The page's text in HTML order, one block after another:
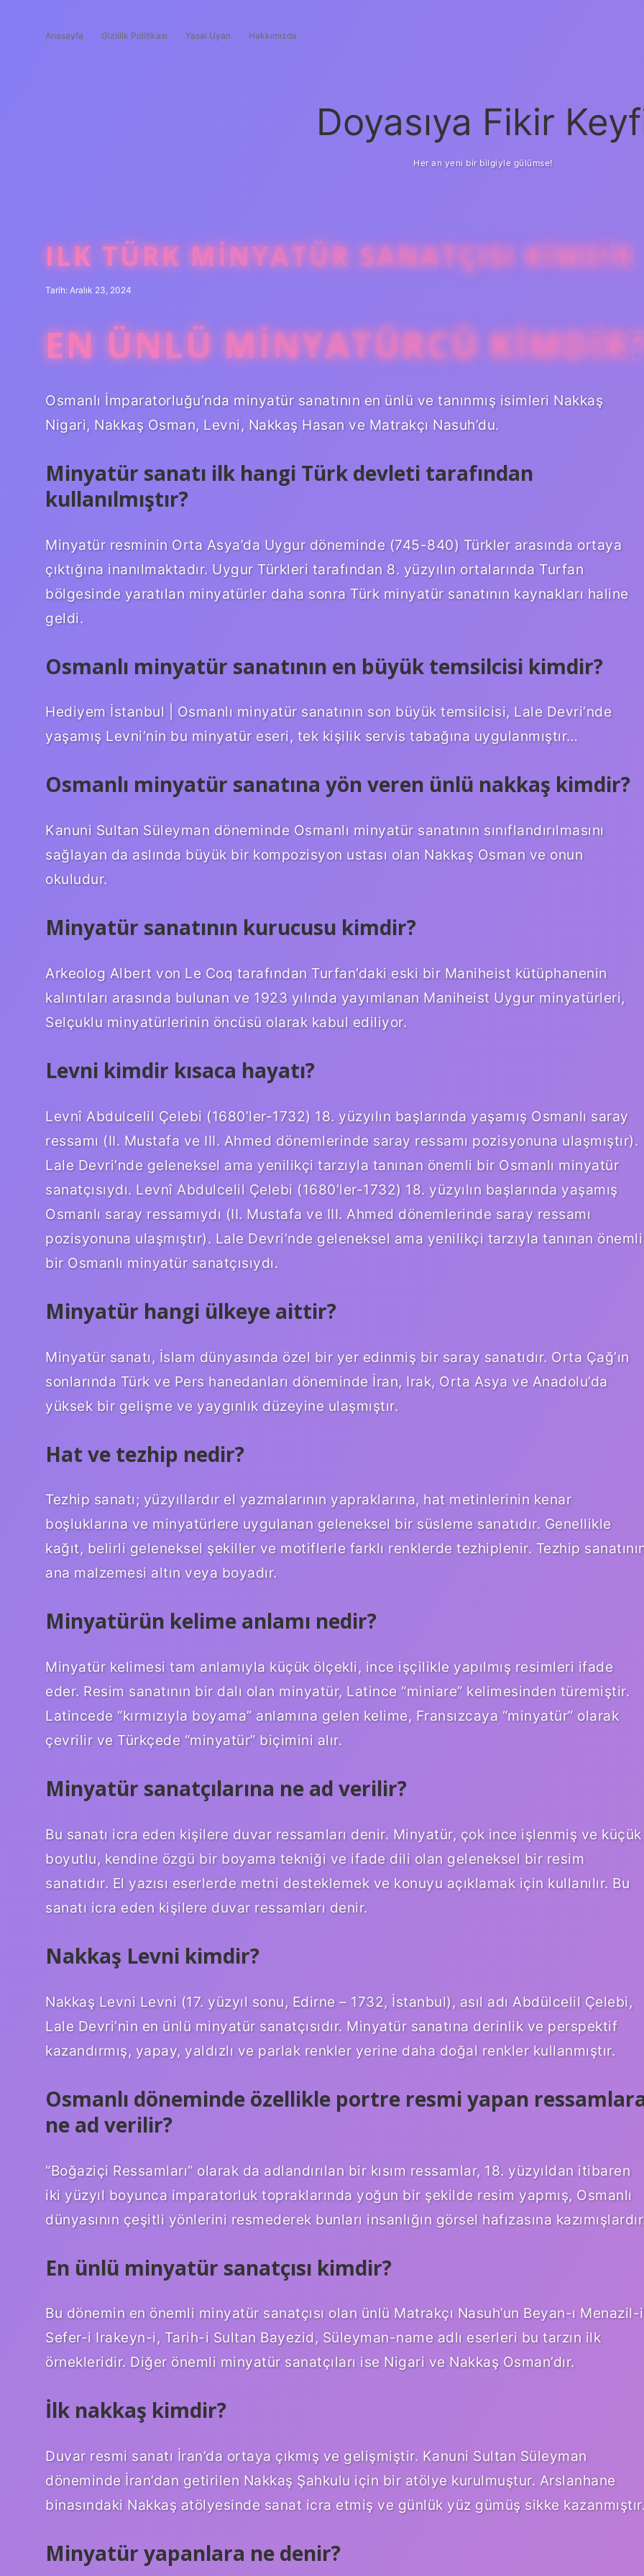
Anasayfa Gizlilik Politikası Yasal Uyarı Hakkımızda
Doyasıya Fikir
Her an yeni bir bilgiyle gülümse!
ILK TÜRK MINYATÜR SANATÇISI KIMDIR
Tarih: Aralık 23, 2024
EN ÜNLÜ MINYATÜRCÜ
Osmanlı İmparatorluğu’nda minyatür sanatının en ünlü ve tanınmış isimleri Nakkaş
Nigari, Nakkaş Osman, Levni, Nakkaş Hasan ve Matrakçı Nasuh’du.
Minyatür sanatı ilk hangi Türk devleti tarafından
kullanılmıştır?
Minyatür resminin Orta Asya’da Uygur döneminde (745-840) Türkler arasında ortaya
çıktığına inanılmaktadır. Uygur Türkleri tarafından 8. yüzyılın ortalarında Turfan
bölgesinde yaratılan minyatürler daha sonra Türk minyatür sanatının kaynakları haline
geldi.
Osmanlı minyatür sanatının en büyük temsilcisi kimdir?
Hediyem İstanbul | Osmanlı minyatür sanatının son büyük temsilcisi, Lale Devri’nde
yaşamış Levni’nin bu minyatür eseri, tek kişilik servis tabağına uygulanmıştır…
Osmanlı minyatür sanatına yön veren ünlü nakkaş kimdir?
Kanuni Sultan Süleyman döneminde Osmanlı minyatür sanatının sınıflandırılmasını
sağlayan da aslında büyük bir kompozisyon ustası olan Nakkaş Osman ve onun
okuludur.
Minyatür sanatının kurucusu kimdir?
Arkeolog Albert von Le Coq tarafından Turfan’daki eski bir Maniheist kütüphanenin
kalıntıları arasında bulunan ve 1923 yılında yayımlanan Maniheist Uygur minyatürleri,
Selçuklu minyatürlerinin öncüsü olarak kabul ediliyor.
Levni kimdir kısaca hayatı?
Levnî Abdulcelil Çelebi (1680’ler-1732) 18. yüzyılın başlarında yaşamış Osmanlı saray
ressamı (II. Mustafa ve III. Ahmed dönemlerinde saray ressamı pozisyonuna ulaşmıştır).
Lale Devri’nde geleneksel ama yenilikçi tarzıyla tanınan önemli bir Osmanlı minyatür
sanatçısıydı. Levnî Abdulcelil Çelebi (1680’ler-1732) 18. yüzyılın başlarında yaşamış
Osmanlı saray ressamıydı (II. Mustafa ve III. Ahmed dönemlerinde saray ressamı
pozisyonuna ulaşmıştır). Lale Devri’nde geleneksel ama yenilikçi tarzıyla tanınan önemli
bir Osmanlı minyatür sanatçısıydı.
Minyatür hangi ülkeye aittir?
Minyatür sanatı, İslam dünyasında özel bir yer edinmiş bir saray sanatıdır. Orta Çağ’ın
sonlarında Türk ve Pers hanedanları döneminde İran, Irak, Orta Asya ve Anadolu’da
yüksek bir gelişme ve yaygınlık düzeyine ulaşmıştır.
Hat ve tezhip nedir?
Tezhip sanatı; yüzyıllardır el yazmalarının yapraklarına, hat metinlerinin kenar
boşluklarına ve minyatürlere uygulanan geleneksel bir süsleme sanatıdır. Genellikle
kağıt, belirli geleneksel şekiller ve motiflerle farklı renklerde tezhiplenir. Tezhip
ana malzemesi altın veya boyadır.
Minyatürün kelime anlamı nedir?
Minyatür kelimesi tam anlamıyla küçük ölçekli, ince işçilikle yapılmış resimleri ifade
eder. Resim sanatının bir dalı olan minyatür, Latince “miniare” kelimesinden türemiştir.
Latincede “kırmızıyla boyama” anlamına gelen kelime, Fransızcaya “minyatür” olarak
çevrilir ve Türkçede “minyatür” biçimini alır.
Minyatür sanatçılarına ne ad verilir?
Bu sanatı icra eden kişilere duvar ressamları denir. Minyatür, çok ince işlenmiş ve küçük
boyutlu, kendine özgü bir boyama tekniği ve ifade dili olan geleneksel bir resim
sanatıdır. El yazısı eserlerde metni desteklemek ve konuyu açıklamak için kullanılır. Bu
sanatı icra eden kişilere duvar ressamları denir.
Nakkaş Levni kimdir?
Nakkaş Levni Levni (17. yüzyıl sonu, Edirne – 1732, İstanbul), asıl adı Abdülcelil Çelebi,
Lale Devri’nin en ünlü minyatür sanatçısıdır. Minyatür sanatına derinlik ve perspektif
kazandırmış, yapay, yaldızlı ve parlak renkler yerine daha doğal renkler kullanmıştır.
Osmanlı döneminde özellikle portre resmi yapan
ne ad verilir?
“Boğaziçi Ressamları” olarak da adlandırılan bir kısım ressamlar, 18. yüzyıldan itibaren
iki yüzyıl boyunca imparatorluk topraklarında yoğun bir şekilde resim yapmış, Osmanlı
dünyasının çeşitli yönlerini resmederek bunları insanlığın görsel hafızasına
En ünlü minyatür sanatçısı kimdir?
Bu dönemin en önemli minyatür sanatçısı olan ünlü Matrakçı Nasuh’un Beyan-ı Menazil-i
Sefer-i Irakeyn-i, Tarih-i Sultan Bayezid, Süleyman-name adlı eserleri bu tarzın ilk
örnekleridir. Diğer önemli minyatür sanatçıları ise Nigari ve Nakkaş Osman’dır.
İlk nakkaş kimdir?
Duvar resmi sanatı İran’da ortaya çıkmış ve gelişmiştir. Kanuni Sultan Süleyman
döneminde İran’dan getirilen Nakkaş Şahkulu için bir atölye kurulmuştur. Arslanhane
binasındaki Nakkaş atölyesinde sanat icra etmiş ve günlük yüz gümüş sikke
Minyatür yapanlara ne denir?